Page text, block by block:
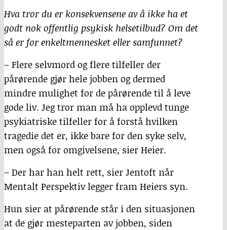
Hva tror du er konsekvensene av å ikke ha et
godt nok offentlig psykisk helsetilbud? Om det
så er for enkeltmennesket eller samfunnet?
– Flere selvmord og flere tilfeller der
pårørende gjør hele jobben og dermed
mindre mulighet for de pårørende til å leve
gode liv. Jeg tror man må ha opplevd tunge
psykiatriske tilfeller for å forstå hvilken
tragedie det er, ikke bare for den syke selv,
men også for omgivelsene, sier Heier.
– Der har han helt rett, sier Jentoft når
Mentalt Perspektiv legger fram Heiers syn.
Hun sier at pårørende står i den situasjonen
at de gjør mesteparten av jobben, siden